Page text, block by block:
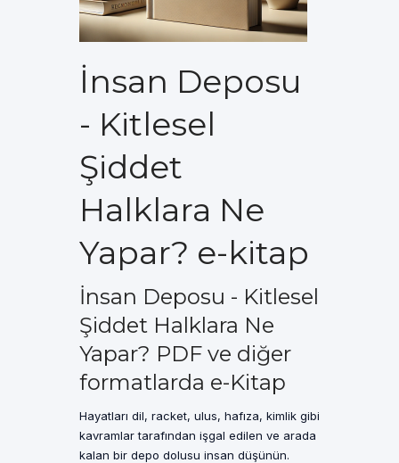
İnsan Deposu
- Kitlesel
Şiddet
Halklara Ne
Yapar? e-kitap
İnsan Deposu - Kitlesel
Şiddet Halklara Ne
Yapar? PDF ve diğer
formatlarda e-Kitap
Hayatları dil, racket, ulus, hafıza, kimlik gibi
kavramlar tarafından işgal edilen ve arada
kalan bir depo dolusu insan düşünün.